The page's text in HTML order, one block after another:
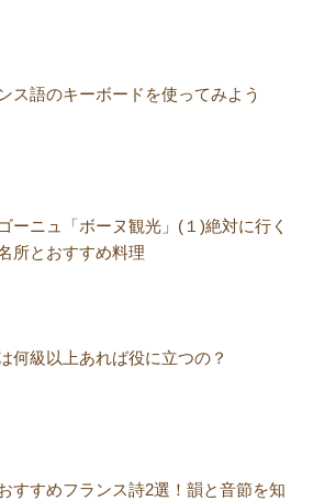
ス語のキーボードを使ってみよう
ーニュ「ボーヌ観光」(１)絶対に行く
所とおすすめ料理
何級以上あれば役に立つの？
すすめフランス詩2選！韻と音節を知